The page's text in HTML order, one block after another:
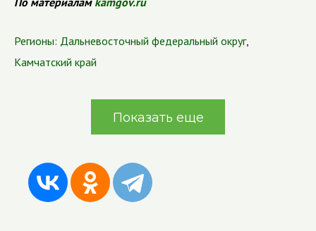
Регионы: Дальневосточный федеральный округ,
Камчатский край
Показать еще